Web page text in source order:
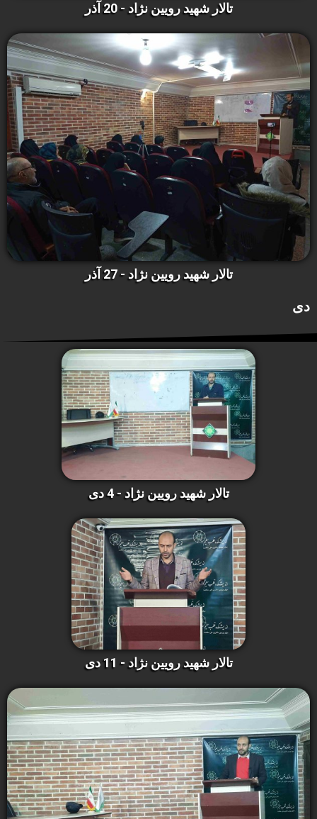
تالار شهید رویین نژاد - 20 آذر
تالار شهید رویین نژاد - 27 آذر
دی
تالار شهید رویین نژاد - 4 دی
تالار شهید رویین نژاد - 11 دی